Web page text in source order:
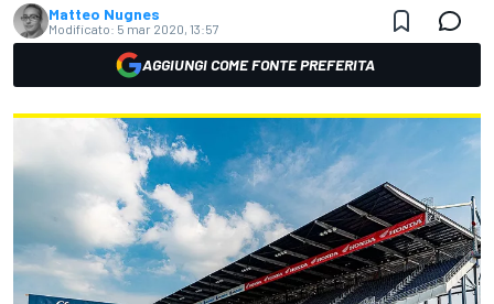
Matteo Nugnes
Modificato: 5 mar 2020, 13:57
AGGIUNGI COME FONTE PREFERITA